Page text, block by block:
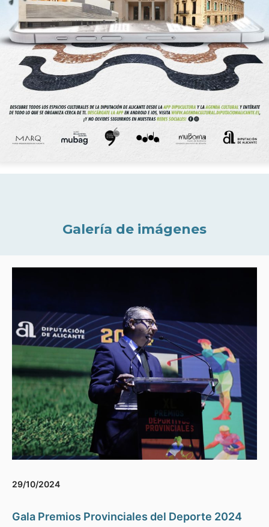
Galería de imágenes
29/10/2024
Gala Premios Provinciales del Deporte 2024